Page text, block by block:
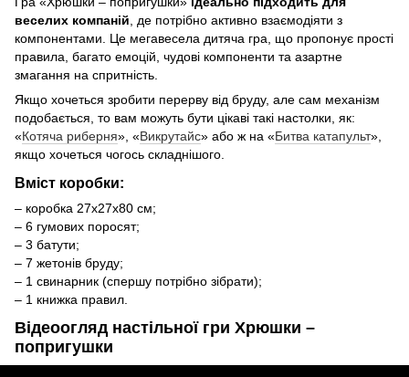
веселих компаній , де потрібно активно взаємодіяти з
компонентами. Це мегавесела дитяча гра, що пропонує прості
правила, багато емоцій, чудові компоненти та азартне
змагання на спритність.
Якщо хочеться зробити перерву від бруду, але сам механізм
подобається, то вам можуть бути цікаві такі настолки, як:
«Котяча риберня», «Викрутайс» або ж на «Битва катапульт»,
якщо хочеться чогось складнішого.
Вміст коробки:
– коробка 27x27x80 см;
– 6 гумових поросят;
– 3 батути;
– 7 жетонів бруду;
– 1 свинарник (спершу потрібно зібрати);
– 1 книжка правил.
Відеоогляд настільної гри Хрюшки –
попригушки